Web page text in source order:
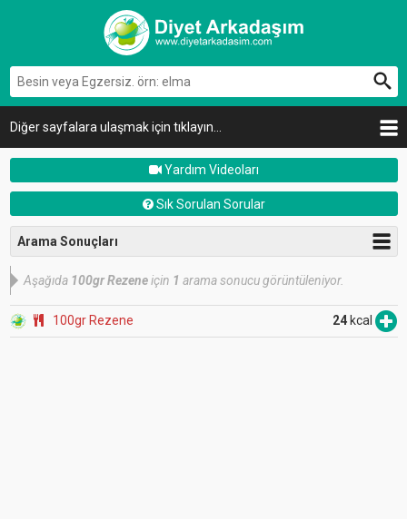
Diğer sayfalara ulaşmak için tıklayın...
Yardım Videoları
Sık Sorulan Sorular
Arama Sonuçları
Aşağıda 100gr Rezeneiçin 1 arama sonucu görüntüleniyor.
100gr Rezene 24 kcal